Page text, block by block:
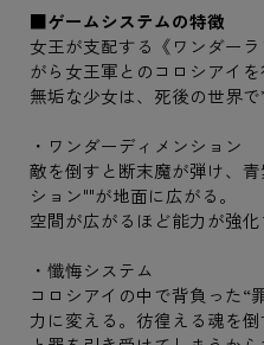
■ゲームシステムの特徴
女王が支配する《ワンダー
がら女王軍とのコロシアイを
無垢な少女は、死後の世界で
・ワンダーディメンション
敵を倒すと断末魔が弾け、
ション""が地面に広がる。
空間が広がるほど能力が強
・懺悔システム
コロシアイの中で背負った“
力に変える。彷徨える魂を